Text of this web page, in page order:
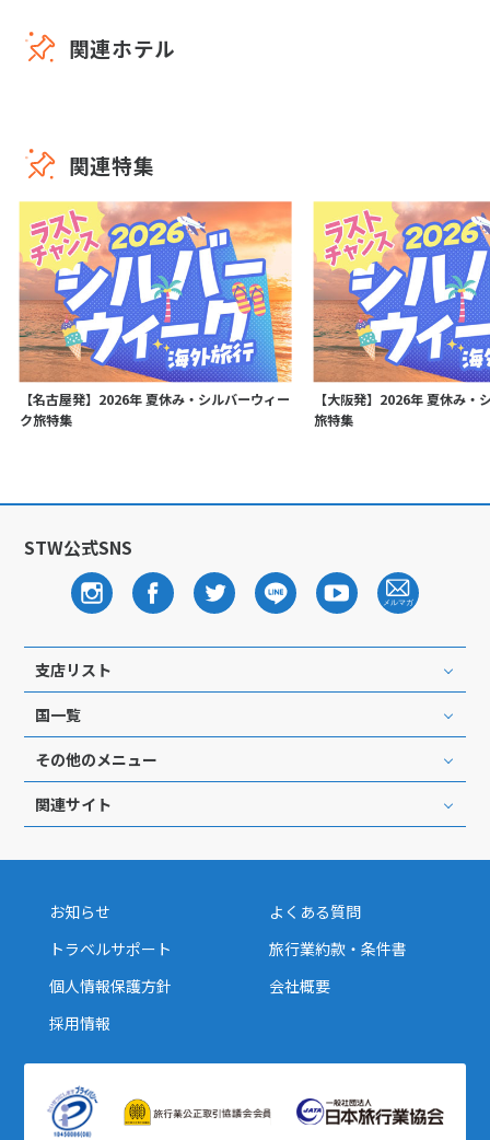
関連ホテル
関連特集
【名古屋発】2026年 夏休み・シルバーウィー
ク旅特集
【大阪発】2026年 夏休み・
旅特集
STW公式SNS
支店リスト
国一覧
その他のメニュー
関連サイト
お知らせ
よくある質問
トラベルサポート
旅行業約款・条件書
個人情報保護方針
会社概要
採用情報